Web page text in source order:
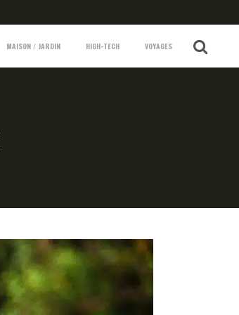
MAISON / JARDIN HIGH-TECH VOYAGES